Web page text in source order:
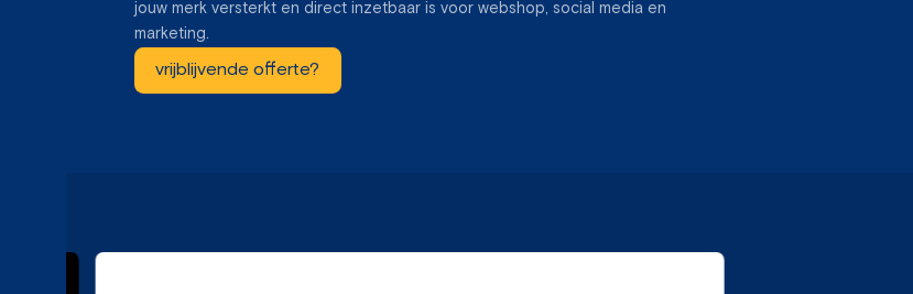
jouw merk versterkt en direct inzetbaar is voor webshop, social media en
marketing.
vrijblijvende offerte?